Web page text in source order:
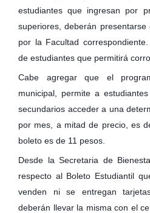
estudiantes que ingresan por
superiores, deberán
por la Facultad
de estudiantes que permitirá
Cabe agregar que el
municipal, permite a
secundarios acceder a una
por mes, a mitad de precio, es
boleto es de 11 pesos.
Desde la Secretaria de
respecto al Boleto Estudiantil
venden ni se entregan
deberán llevar la misma con el